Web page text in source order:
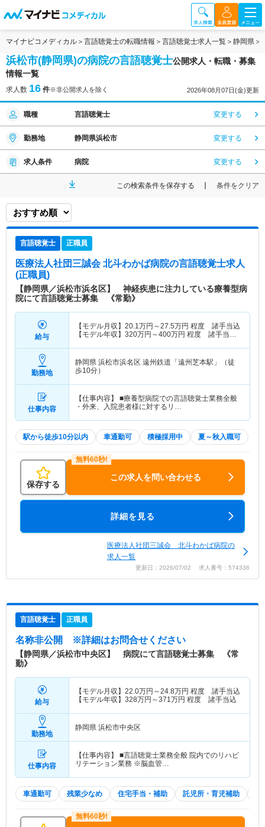
マイナビコメディカル 言語聴覚士の転職情報 言語聴覚士求人一覧 静岡県
浜松市(静岡県)の病院の言語聴覚士公開求人・転職・募集
情報一覧
求人数 16 件※非公開求人を除く 2026年08月07日(金)更新
職種 言語聴覚士 変更する
勤務地 静岡県浜松市 変更する
求人条件 病院 変更する
この検索条件を保存する 条件をクリア
言語聴覚士 正職員
医療法人社団三誠会 北斗わかば病院の言語聴覚士求人
(正職員)
【静岡県／浜松市浜名区】 神経疾患に注力している療養型病
院にて言語聴覚士募集 《常勤》
給与
【モデル月収】 20.1万円～27.5万円 程度 諸手当込
【モデル年収】 320万円～400万円 程度 諸手当
勤務地
静岡県 浜松市浜名区 遠州鉄道「遠州芝本駅」（徒
歩10分）
仕事内容
【仕事内容】 ■療養型病院での言語聴覚士業務全般
・外来、入院患者様に対するリ…
駅から徒歩10分以内 車通勤可 積極採用中 夏～秋入職可
保存する
この求人を問い合わせる
詳細を見る
医療法人社団三誠会 北斗わかば病院の
求人一覧
更新日：2026/07/02 求人番号：574336
言語聴覚士 正職員
名称非公開 ※詳細はお問合せください
【静岡県／浜松市中央区】 病院にて言語聴覚士募集 《常
勤》
給与
【モデル月収】 22.0万円～24.8万円 程度 諸手当込
【モデル年収】 328万円～371万円 程度 諸手当込
勤務地
静岡県 浜松市中央区
仕事内容
【仕事内容】 ■言語聴覚士業務全般 院内でのリハビ
リテーション業務 ※脳血管…
車通勤可 残業少なめ 住宅手当・補助 託児所・育児補助